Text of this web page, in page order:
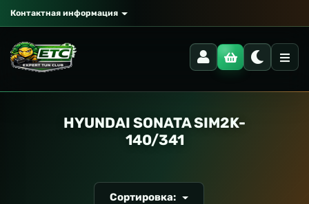
Контактная информация
HYUNDAI SONATA SIM2K-
140/341
Сортировка: